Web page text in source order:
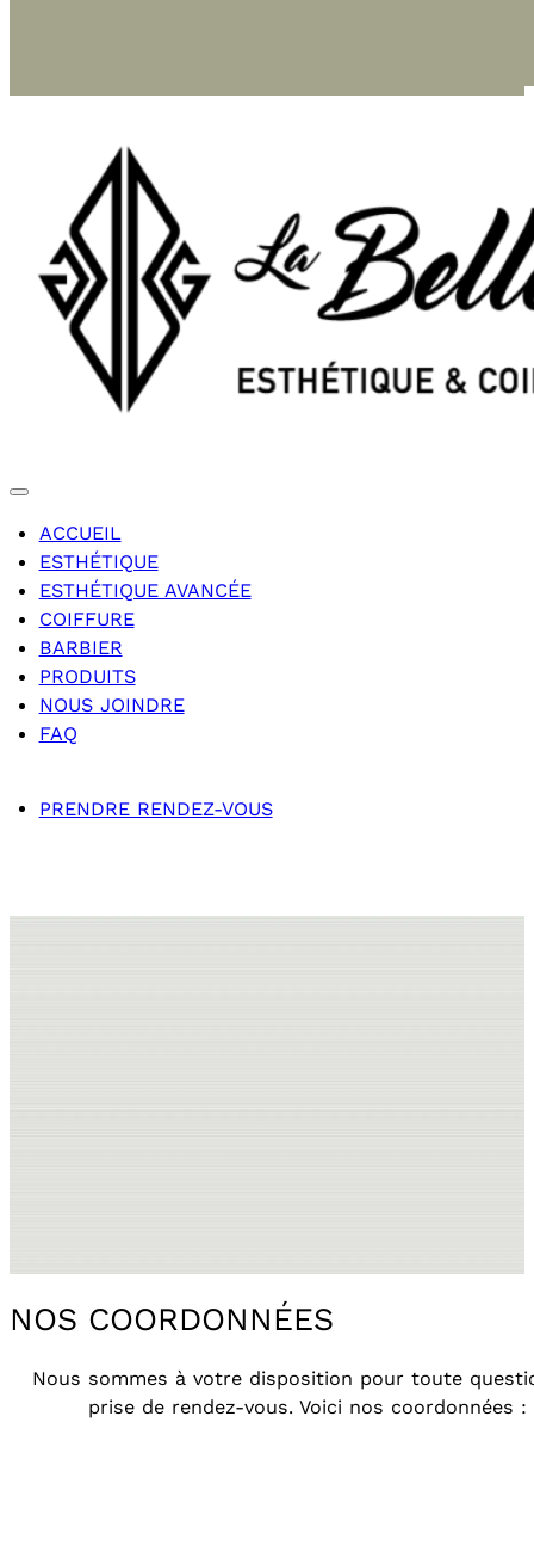
ACCUEIL
ESTHÉTIQUE
ESTHÉTIQUE AVANCÉE
COIFFURE
BARBIER
PRODUITS
NOUS JOINDRE
FAQ
PRENDRE RENDEZ-VOUS
NOS COORDONNÉES
Nous sommes à votre disposition pour toute
prise de rendez-vous. Voici nos coordonnées :